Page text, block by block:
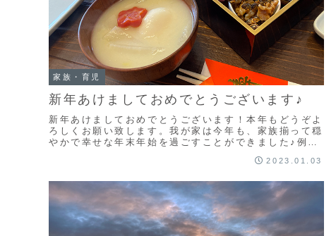
家族・育児
新年あけましておめでとうございます♪
新年あけましておめでとうございます！本年もどうぞよ
ろしくお願い致します。我が家は今年も、家族揃って穏
やかで幸せな年末年始を過ごすことができました♪例年
2023.01.03